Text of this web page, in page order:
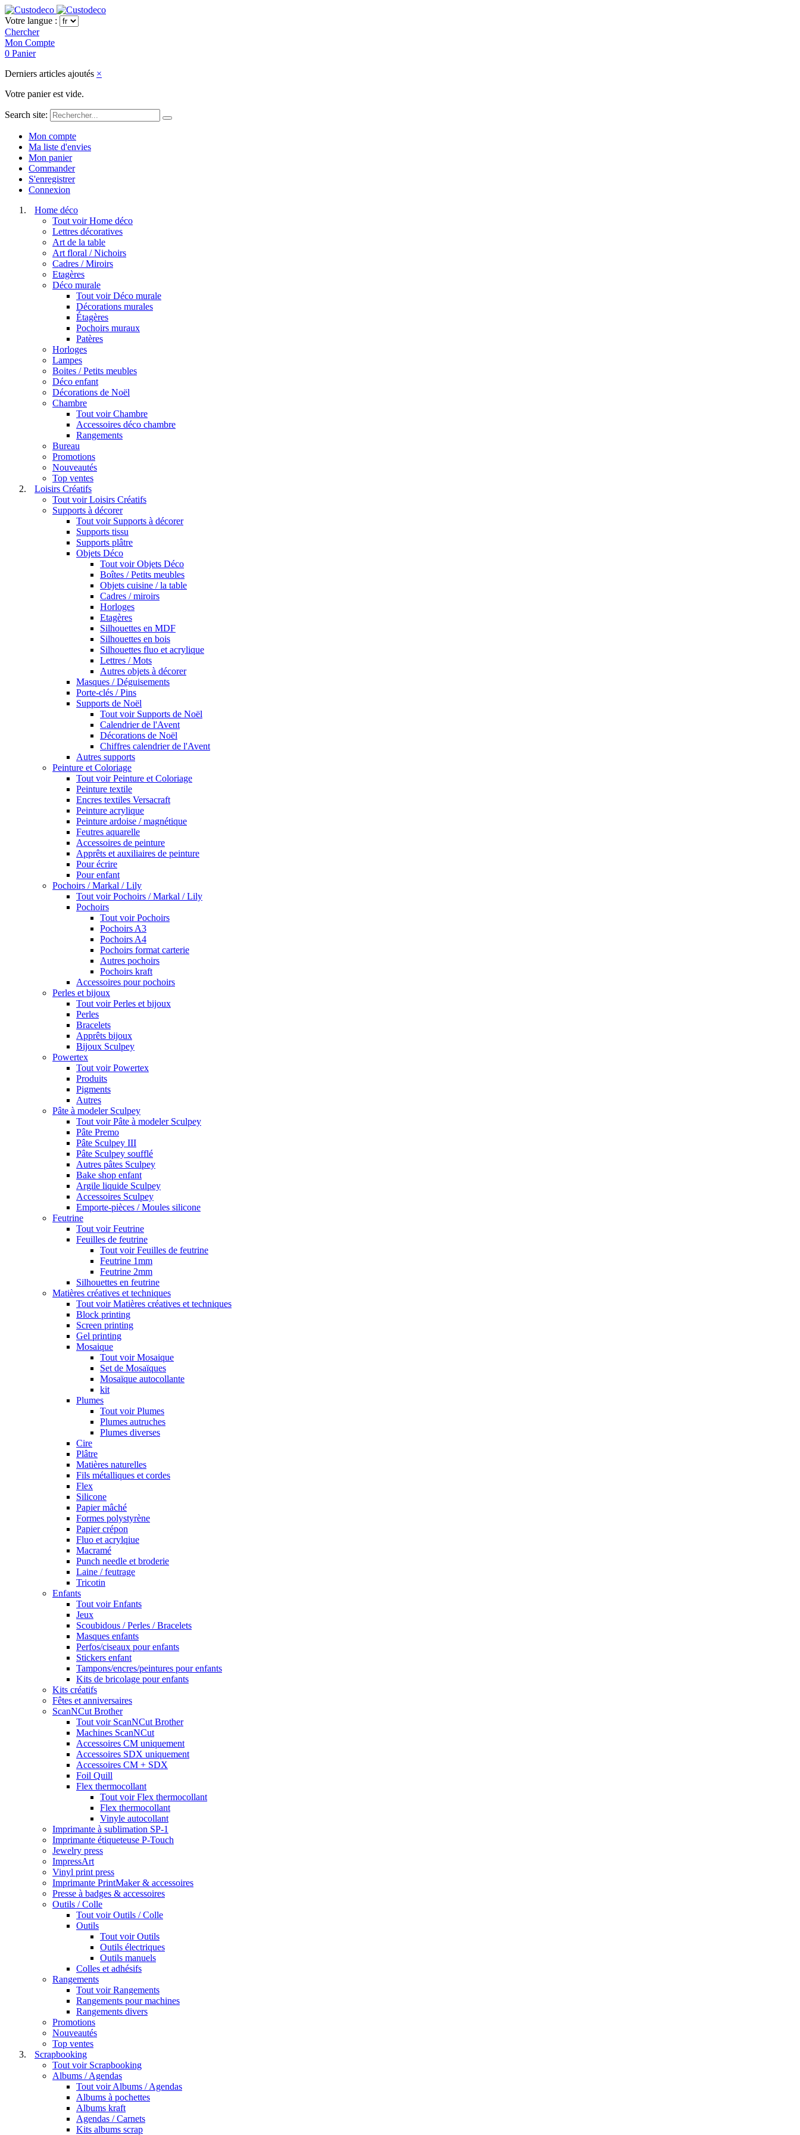
Votre langue :
Chercher
Mon Compte
0 Panier
Derniers articles ajoutés ×
Votre panier est vide.
Search site:
Mon compte
Ma liste d'envies
Mon panier
Commander
S'enregistrer
Connexion
Home déco
Tout voir Home déco
Lettres décoratives
Art de la table
Art floral / Nichoirs
Cadres / Miroirs
Etagères
Déco murale
Tout voir Déco murale
Décorations murales
Étagères
Pochoirs muraux
Patères
Horloges
Lampes
Boites / Petits meubles
Déco enfant
Décorations de Noël
Chambre
Tout voir Chambre
Accessoires déco chambre
Rangements
Bureau
Promotions
Nouveautés
Top ventes
Loisirs Créatifs
Tout voir Loisirs Créatifs
Supports à décorer
Tout voir Supports à décorer
Supports tissu
Supports plâtre
Objets Déco
Tout voir Objets Déco
Boîtes / Petits meubles
Objets cuisine / la table
Cadres / miroirs
Horloges
Etagères
Silhouettes en MDF
Silhouettes en bois
Silhouettes fluo et acrylique
Lettres / Mots
Autres objets à décorer
Masques / Déguisements
Porte-clés / Pins
Supports de Noël
Tout voir Supports de Noël
Calendrier de l'Avent
Décorations de Noël
Chiffres calendrier de l'Avent
Autres supports
Peinture et Coloriage
Tout voir Peinture et Coloriage
Peinture textile
Encres textiles Versacraft
Peinture acrylique
Peinture ardoise / magnétique
Feutres aquarelle
Accessoires de peinture
Apprêts et auxiliaires de peinture
Pour écrire
Pour enfant
Pochoirs / Markal / Lily
Tout voir Pochoirs / Markal / Lily
Pochoirs
Tout voir Pochoirs
Pochoirs A3
Pochoirs A4
Pochoirs format carterie
Autres pochoirs
Pochoirs kraft
Accessoires pour pochoirs
Perles et bijoux
Tout voir Perles et bijoux
Perles
Bracelets
Apprêts bijoux
Bijoux Sculpey
Powertex
Tout voir Powertex
Produits
Pigments
Autres
Pâte à modeler Sculpey
Tout voir Pâte à modeler Sculpey
Pâte Premo
Pâte Sculpey III
Pâte Sculpey soufflé
Autres pâtes Sculpey
Bake shop enfant
Argile liquide Sculpey
Accessoires Sculpey
Emporte-pièces / Moules silicone
Feutrine
Tout voir Feutrine
Feuilles de feutrine
Tout voir Feuilles de feutrine
Feutrine 1mm
Feutrine 2mm
Silhouettes en feutrine
Matières créatives et techniques
Tout voir Matières créatives et techniques
Block printing
Screen printing
Gel printing
Mosaique
Tout voir Mosaique
Set de Mosaïques
Mosaïque autocollante
kit
Plumes
Tout voir Plumes
Plumes autruches
Plumes diverses
Cire
Plâtre
Matières naturelles
Fils métalliques et cordes
Flex
Silicone
Papier mâché
Formes polystyrène
Papier crépon
Fluo et acrylqiue
Macramé
Punch needle et broderie
Laine / feutrage
Tricotin
Enfants
Tout voir Enfants
Jeux
Scoubidous / Perles / Bracelets
Masques enfants
Perfos/ciseaux pour enfants
Stickers enfant
Tampons/encres/peintures pour enfants
Kits de bricolage pour enfants
Kits créatifs
Fêtes et anniversaires
ScanNCut Brother
Tout voir ScanNCut Brother
Machines ScanNCut
Accessoires CM uniquement
Accessoires SDX uniquement
Accessoires CM + SDX
Foil Quill
Flex thermocollant
Tout voir Flex thermocollant
Flex thermocollant
Vinyle autocollant
Imprimante à sublimation SP-1
Imprimante étiqueteuse P-Touch
Jewelry press
ImpressArt
Vinyl print press
Imprimante PrintMaker & accessoires
Presse à badges & accessoires
Outils / Colle
Tout voir Outils / Colle
Outils
Tout voir Outils
Outils électriques
Outils manuels
Colles et adhésifs
Rangements
Tout voir Rangements
Rangements pour machines
Rangements divers
Promotions
Nouveautés
Top ventes
Scrapbooking
Tout voir Scrapbooking
Albums / Agendas
Tout voir Albums / Agendas
Albums à pochettes
Albums kraft
Agendas / Carnets
Kits albums scrap